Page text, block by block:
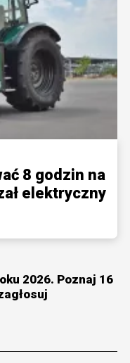
8 godzin na
elektryczny
2026. Poznaj 16